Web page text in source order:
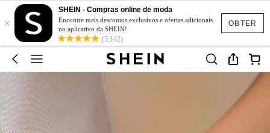
OBTER
×
SHEIN - Compras online de moda
Encontre mais descontos exclusivos e ofertas adicionais
no aplicativo da SHEIN!
(5,142)